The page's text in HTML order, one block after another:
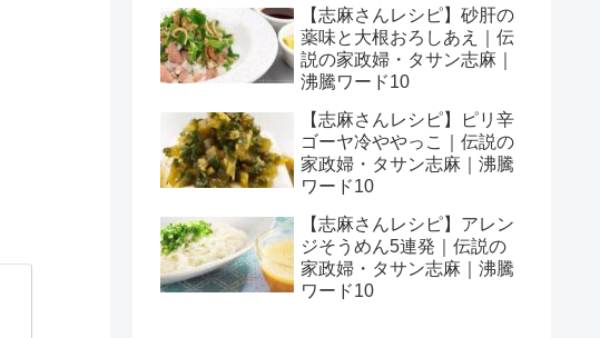
【志麻さんレシピ】砂肝の
薬味と大根おろしあえ｜伝
説の家政婦・タサン志麻｜
沸騰ワード10
【志麻さんレシピ】ピリ辛
ゴーヤ冷ややっこ｜伝説の
家政婦・タサン志麻｜沸騰
ワード10
【志麻さんレシピ】アレン
ジそうめん5連発｜伝説の
家政婦・タサン志麻｜沸騰
ワード10